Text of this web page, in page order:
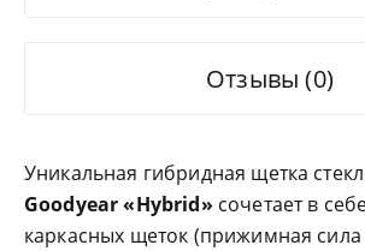
Отзывы (0)
Уникальная гибридная щетка
Goodyear «Hybrid» сочетает в
каркасных щеток (прижимная